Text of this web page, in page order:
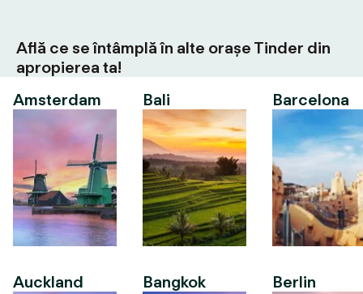
Află ce se întâmplă în alte orașe Tinder din
apropierea ta!
Amsterdam
Auckland
Bali
Bangkok
Barcelona
Berlin